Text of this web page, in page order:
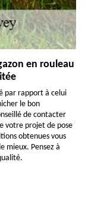
en rouleau
par rapport à celui
le bon
de contacter
votre projet de pose
obtenues vous
mieux. Pensez à